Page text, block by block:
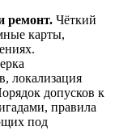
ремонт. Чёткий
карты,
локализация
допусков к
правила
под